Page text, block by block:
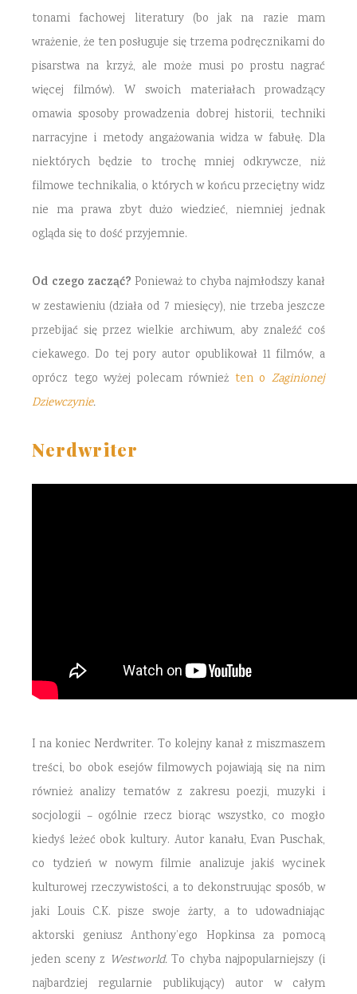
tonami fachowej literatury (bo jak na razie mam
wrażenie, że ten posługuje się trzema podręcznikami do
pisarstwa na krzyż, ale może musi po prostu nagrać
więcej filmów). W swoich materiałach prowadzący
omawia sposoby prowadzenia dobrej historii, techniki
narracyjne i metody angażowania widza w fabułę. Dla
niektórych będzie to trochę mniej odkrywcze, niż
filmowe technikalia, o których w końcu przeciętny widz
nie ma prawa zbyt dużo wiedzieć, niemniej jednak
ogląda się to dość przyjemnie.
Od czego zacząć? Ponieważ to chyba najmłodszy kanał
w zestawieniu (działa od 7 miesięcy), nie trzeba jeszcze
przebijać się przez wielkie archiwum, aby znaleźć coś
ciekawego. Do tej pory autor opublikował 11 filmów, a
oprócz tego wyżej polecam również ten oZaginionej
Dziewczynie.
Nerdwriter
I na koniec Nerdwriter. To kolejny kanał z miszmaszem
treści, bo obok esejów filmowych pojawiają się na nim
również analizy tematów z zakresu poezji, muzyki i
socjologii – ogólnie rzecz biorąc wszystko, co mogło
kiedyś leżeć obok kultury. Autor kanału, Evan Puschak,
co tydzień w nowym filmie analizuje jakiś wycinek
kulturowej rzeczywistości, a to dekonstruując sposób, w
jaki Louis C.K. pisze swoje żarty, a to udowadniając
aktorski geniusz Anthony’ego Hopkinsa za pomocą
jeden sceny z Westworld.To chyba najpopularniejszy (i
najbardziej regularnie publikujący) autor w całym